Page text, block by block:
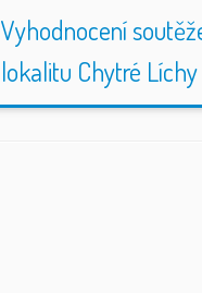
Vyhodnocení
lokalitu Chytré Líchy